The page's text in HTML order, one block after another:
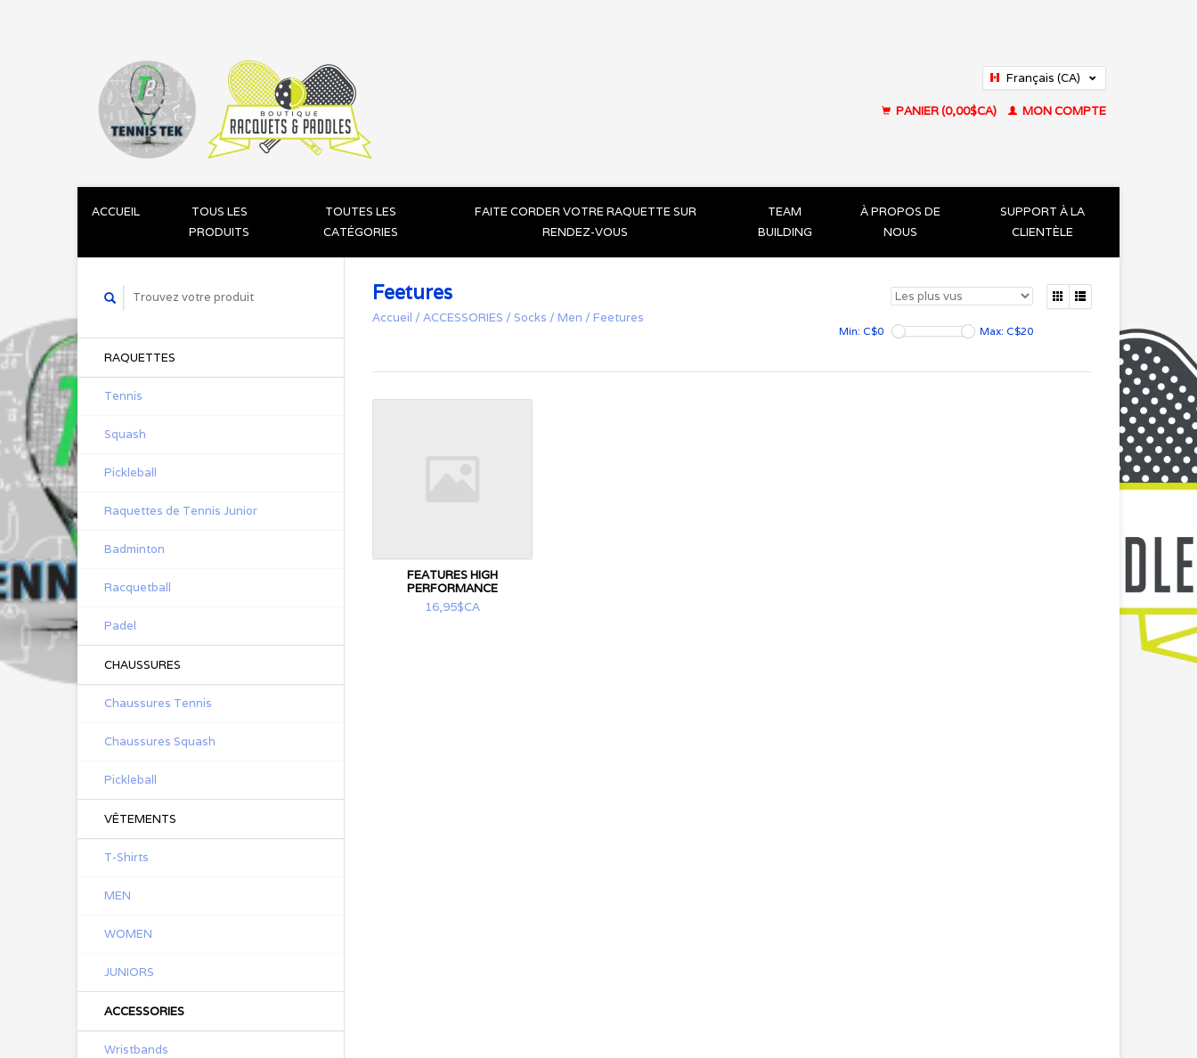
Français (CA)
PANIER (0,00$CA)
MON COMPTE
ACCUEIL
TOUS LES
PRODUITS
TOUTES LES
CATÉGORIES
FAITE CORDER VOTRE RAQUETTE SUR
RENDEZ-VOUS
TEAM
BUILDING
À PROPOS DE
NOUS
SUPPORT À LA
CLIENTÈLE
RAQUETTES
Tennis
Squash
Pickleball
Raquettes de Tennis Junior
Badminton
Racquetball
Padel
CHAUSSURES
Chaussures Tennis
Chaussures Squash
Pickleball
VÊTEMENTS
T-Shirts
MEN
WOMEN
JUNIORS
ACCESSORIES
Wristbands
Feetures
Accueil / ACCESSORIES / Socks / Men / Feetures
Min: C$0 Max: C$20
FEATURES HIGH
PERFORMANCE
16,95$CA